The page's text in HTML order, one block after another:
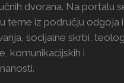
dvorana. Na portalu
teme iz području odgoja i
socijalne skrbi,
komunikacijskih i